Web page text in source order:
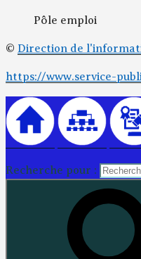
Pôle emploi
© Direction de
https://www.service-
Recherche pour :